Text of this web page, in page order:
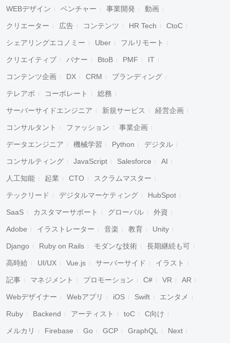
WEBデザイン ベンチャー 事業開発 動画
クリエーター 広告 コンテンツ HR Tech CtoC
シェアリングエコノミー Uber フルリモート
クリエイティブ バナー BtoB PMF IT
コンテンツ企画 DX CRM ブランディング
テレアポ コーポレート 総務
サーバーサイドエンジニア 新規サービス 経営企画
コンサルタント ファッション 事業企画
データエンジニア 機械学習 Python デジタル
コンサルティング JavaScript Salesforce AI
人工知能 起業 CTO スクラムマスター
テックリード デジタルマーケティング HubSpot
SaaS カスタマーサポート グローバル 外資
Adobe イラストレーター 音楽 教育 Unity
Django Ruby on Rails モダンな技術 長期継続も可
高時給 UI/UX Vue.js サーバーサイド イラスト
記事 マネジメント プロモーション C# VR AR
Webデザイナー Webアプリ iOS Swift エンタメ
Ruby Backend アーティスト toC C向け
メルカリ Firebase Go GCP GraphQL Next